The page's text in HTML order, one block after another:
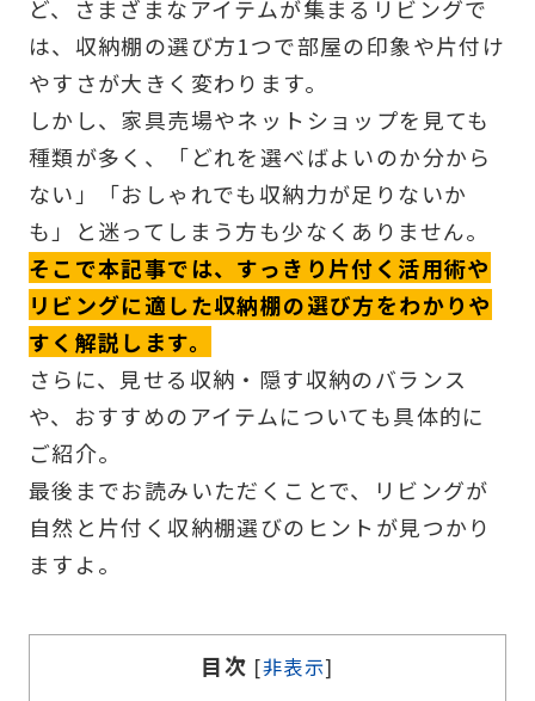
ど、さまざまなアイテムが集まるリビングで
は、収納棚の選び方1つで部屋の印象や片付け
やすさが大きく変わります。
しかし、家具売場やネットショップを見ても
種類が多く、「どれを選べばよいのか分から
ない」「おしゃれでも収納力が足りないか
も」と迷ってしまう方も少なくありません。
そこで本記事では、すっきり片付く活用術や
リビングに適した収納棚の選び方をわかりや
すく解説します。
さらに、見せる収納・隠す収納のバランス
や、おすすめのアイテムについても具体的に
ご紹介。
最後までお読みいただくことで、リビングが
自然と片付く収納棚選びのヒントが見つかり
ますよ。
目次 [非表示]